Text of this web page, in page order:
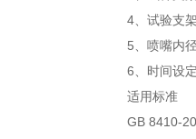
4、试验支
5、喷嘴内
6、时间设
适用标准
GB 8410-